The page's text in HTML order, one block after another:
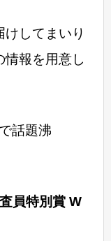
してまいり
情報を用意し
話題沸
員特別賞 W